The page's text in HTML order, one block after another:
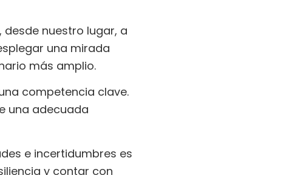
nuestro lugar, a
una mirada
más amplio.
competencia clave.
una adecuada
e incertidumbres es
y contar con